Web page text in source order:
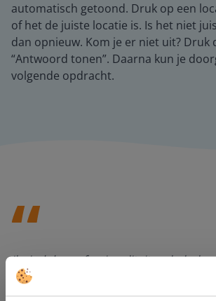
automatisch getoond. Druk op een
of het de juiste locatie is. Is het niet
dan opnieuw. Kom je er niet uit? Druk
“Antwoord tonen”. Daarna kun je
volgende opdracht.
Ik vind de professionaliteit en
groot pluspunt van Gynzy. Datzelfde
luisteren naar suggesties, het open